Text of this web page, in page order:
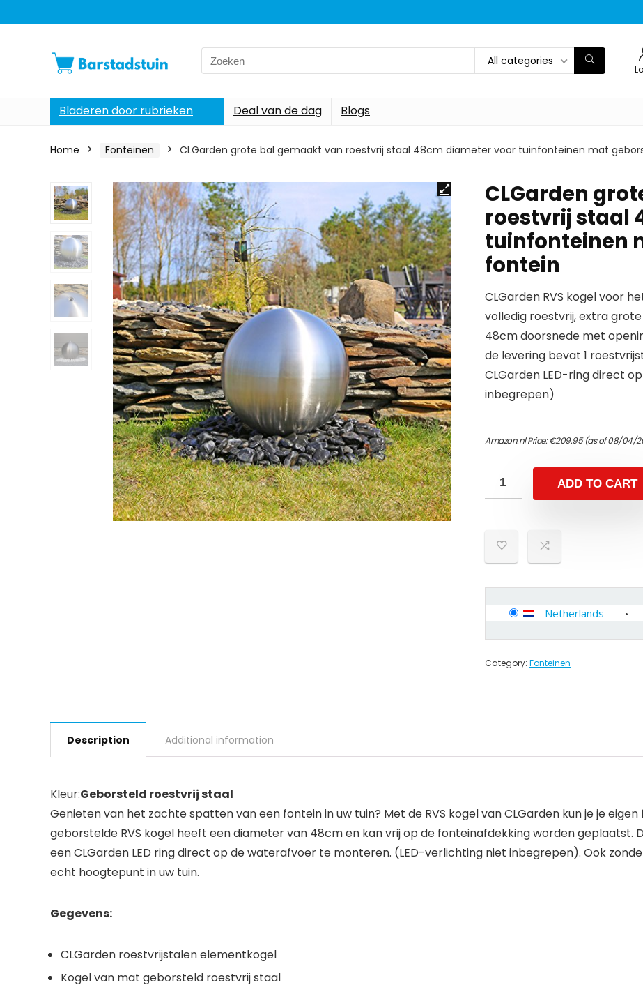
Search
for:
All categories
Bladeren door rubrieken Deal van de dag Blogs
Home Fonteinen CLGarden grote bal gemaakt van roestvrij staal 48cm diameter voor tuinfonteinen mat
CLGarden
roestvrij staal
tuinfonteinen
fontein
CLGarden RVS kogel voor
volledig roestvrij, extra
48cm doorsnede met
de levering bevat 1
CLGarden LED-ring direct
inbegrepen)
Amazon.nl Price:€209.95(as of 08/04/
ADD TO CART
Netherlands -
Category: Fonteinen
Description Additional information
Kleur:Geborsteld roestvrij staal
Genieten van het zachte spatten van een fontein in uw tuin? Met de RVS kogel van CLGarden kun je je
geborstelde RVS kogel heeft een diameter van 48cm en kan vrij op de fonteinafdekking worden geplaatst.
een ​​CLGarden LED ring direct op de waterafvoer te monteren. (LED-verlichting niet inbegrepen). Ook
echt hoogtepunt in uw tuin.
Gegevens:
CLGarden roestvrijstalen elementkogel
Kogel van mat geborsteld roestvrij staal